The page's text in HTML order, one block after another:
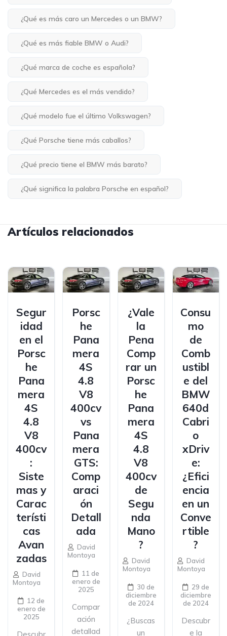
¿Qué es más caro un Mercedes o un BMW?
¿Qué es más fiable BMW o Audi?
¿Qué marca de coche es española?
¿Qué Mercedes es el más vendido?
¿Qué modelo fue el último Volkswagen?
¿Qué Porsche tiene más caballos?
¿Qué precio tiene el BMW más barato?
¿Qué significa la palabra Porsche en español?
Artículos relacionados
Segur
idad
en el
Porsc
he
Pana
mera
4S
4.8
V8
400cv
:
Siste
mas y
Carac
terísti
cas
Avan
zadas
David
Montoya
12 de
enero de
2025
Porsc
he
Pana
mera
4S
4.8
V8
400cv
vs
Pana
mera
GTS:
Comp
araci
ón
Detall
ada
David
Montoya
11 de
enero de
2025
Compar
ación
detallad
¿Vale
la
Pena
Comp
rar un
Porsc
he
Pana
mera
4S
4.8
V8
400cv
de
Segu
nda
Mano
?
David
Montoya
30 de
diciembre
de 2024
¿Buscas
un
Consu
mo
de
Comb
ustibl
e del
BMW
640d
Cabri
o
xDriv
e:
¿Efici
encia
en un
Conve
rtible
?
David
Montoya
29 de
diciembre
de 2024
Descubr
e la